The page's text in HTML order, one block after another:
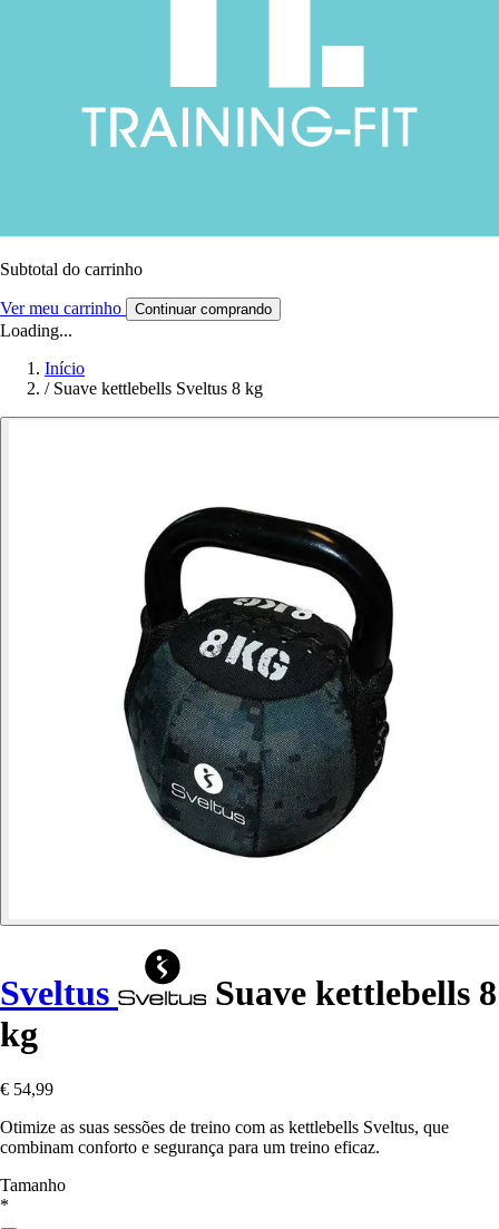
Subtotal do carrinho
Ver meu carrinho Continuar comprando
Loading...
Início
/ Suave kettlebells Sveltus 8 kg
Sveltus
Suave kettlebells 8
kg
€ 54,99
Otimize as suas sessões de treino com as kettlebells Sveltus, que
combinam conforto e segurança para um treino eficaz.
Tamanho
*